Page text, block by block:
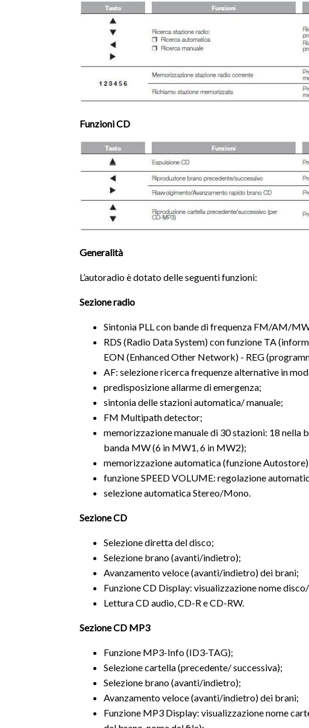
Funzioni CD
Generalità
L’autoradio è dotato delle seguenti funzioni:
Sezioneradio
Sintonia PLL con bande di frequenza FM/AM/
RDS (Radio Data System) con funzione TA
EON (Enhanced Other Network) - REG
AF: selezione ricerca frequenze alternative in
predisposizione allarme di emergenza;
sintonia delle stazioni automatica/ manuale;
FM Multipath detector;
memorizzazione manuale di 30 stazioni: 18 nella
banda MW (6 in MW1, 6 in MW2);
memorizzazione automatica (funzione
funzione SPEED VOLUME: regolazione
selezione automatica Stereo/Mono.
Sezione CD
Selezione diretta del disco;
Selezione brano (avanti/indietro);
Avanzamento veloce (avanti/indietro) dei brani;
Funzione CD Display: visualizzazione nome
Lettura CD audio, CD-R e CD-RW.
Sezione CD MP3
Funzione MP3-Info (ID3-TAG);
Selezione cartella (precedente/ successiva);
Selezione brano (avanti/indietro);
Avanzamento veloce (avanti/indietro) dei brani;
Funzione MP3 Display: visualizzazione nome